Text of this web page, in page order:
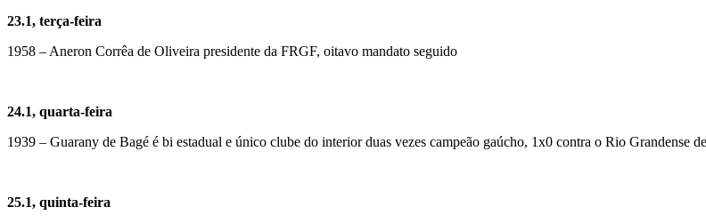
23.1, terça-feira
1958 – Aneron Corrêa de Oliveira presidente da FRGF, oitavo mandato seguido
24.1, quarta-feira
1939 – Guarany de Bagé é bi estadual e único clube do interior duas vezes campeão gaúcho, 1x0 contra o Rio Grandense
25.1, quinta-feira